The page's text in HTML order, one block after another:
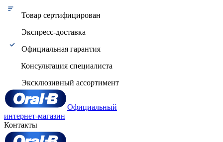
Товар сертифицирован
Экспресс-доставка
Официальная гарантия
Консультация специалиста
Эксклюзивный ассортимент
Официальный
интернет-магазин
Контакты